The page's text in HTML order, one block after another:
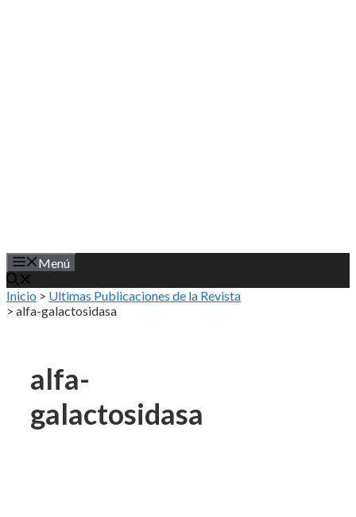
Menú
Inicio > Ultimas Publicaciones de la Revista
> alfa-galactosidasa
alfa-
galactosidasa